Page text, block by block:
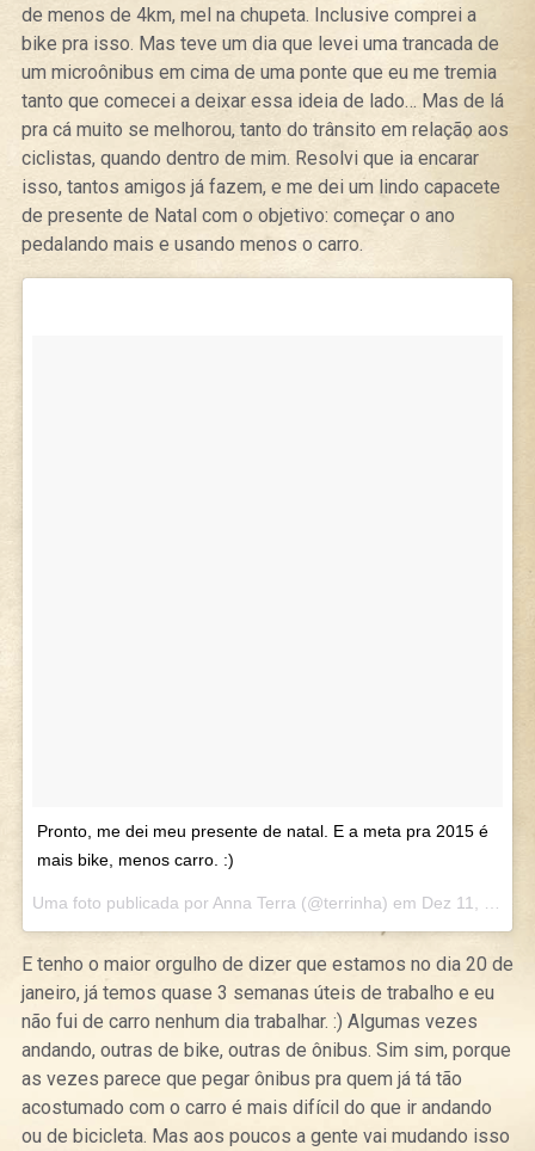
de menos de 4km, mel na chupeta. Inclusive comprei a
bike pra isso. Mas teve um dia que levei uma trancada de
um microônibus em cima de uma ponte que eu me tremia
tanto que comecei a deixar essa ideia de lado… Mas de lá
pra cá muito se melhorou, tanto do trânsito em relação aos
ciclistas, quando dentro de mim. Resolvi que ia encarar
isso, tantos amigos já fazem, e me dei um lindo capacete
de presente de Natal com o objetivo: começar o ano
pedalando mais e usando menos o carro.
Pronto, me dei meu presente de natal. E a meta pra 2015 é
mais bike, menos carro. :)
Uma foto publicada por Anna Terra (@terrinha) em Dez 11, 2014 at 9:08 PST
E tenho o maior orgulho de dizer que estamos no dia 20 de
janeiro, já temos quase 3 semanas úteis de trabalho e eu
não fui de carro nenhum dia trabalhar. :) Algumas vezes
andando, outras de bike, outras de ônibus. Sim sim, porque
as vezes parece que pegar ônibus pra quem já tá tão
acostumado com o carro é mais difícil do que ir andando
ou de bicicleta. Mas aos poucos a gente vai mudando isso